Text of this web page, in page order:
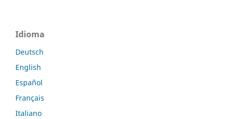
Idioma
Deutsch
English
Español
Français
Italiano